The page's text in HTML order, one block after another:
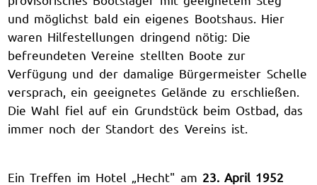
und möglichst bald ein eigenes Bootshaus. Hier
waren Hilfestellungen dringend nötig: Die
befreundeten Vereine stellten Boote zur
Verfügung und der damalige Bürgermeister Schelle
versprach, ein geeignetes Gelände zu erschließen.
Die Wahl fiel auf ein Grundstück beim Ostbad, das
immer noch der Standort des Vereins ist.
Ein Treffen im Hotel „Hecht" am 23. April 1952